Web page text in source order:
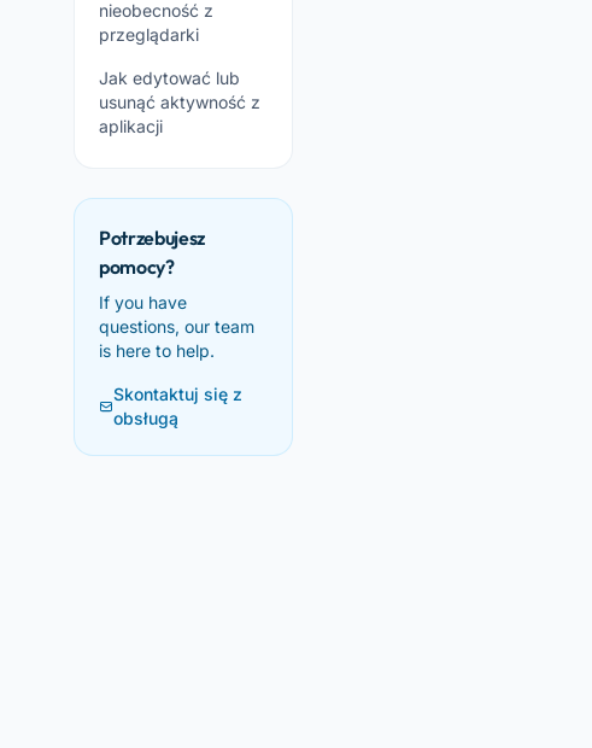
nieobecność z
przeglądarki
Jak edytować lub
usunąć aktywność z
aplikacji
Potrzebujesz
pomocy?
If you have
questions, our team
is here to help.
Skontaktuj się z
obsługą